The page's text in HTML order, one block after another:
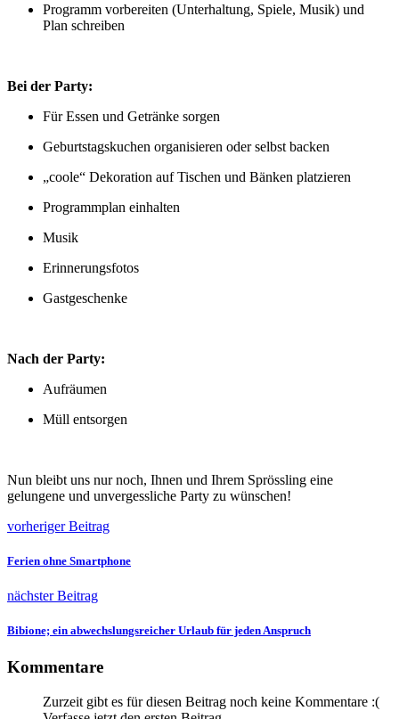
Programm vorbereiten (Unterhaltung, Spiele, Musik) und
Plan schreiben
Bei der Party:
Für Essen und Getränke sorgen
Geburtstagskuchen organisieren oder selbst backen
„coole“ Dekoration auf Tischen und Bänken platzieren
Programmplan einhalten
Musik
Erinnerungsfotos
Gastgeschenke
Nach der Party:
Aufräumen
Müll entsorgen
Nun bleibt uns nur noch, Ihnen und Ihrem Sprössling eine
gelungene und unvergessliche Party zu wünschen!
vorheriger Beitrag
Ferien ohne Smartphone
nächster Beitrag
Bibione; ein abwechslungsreicher Urlaub für jeden Anspruch
Kommentare
Zurzeit gibt es für diesen Beitrag noch keine Kommentare :(